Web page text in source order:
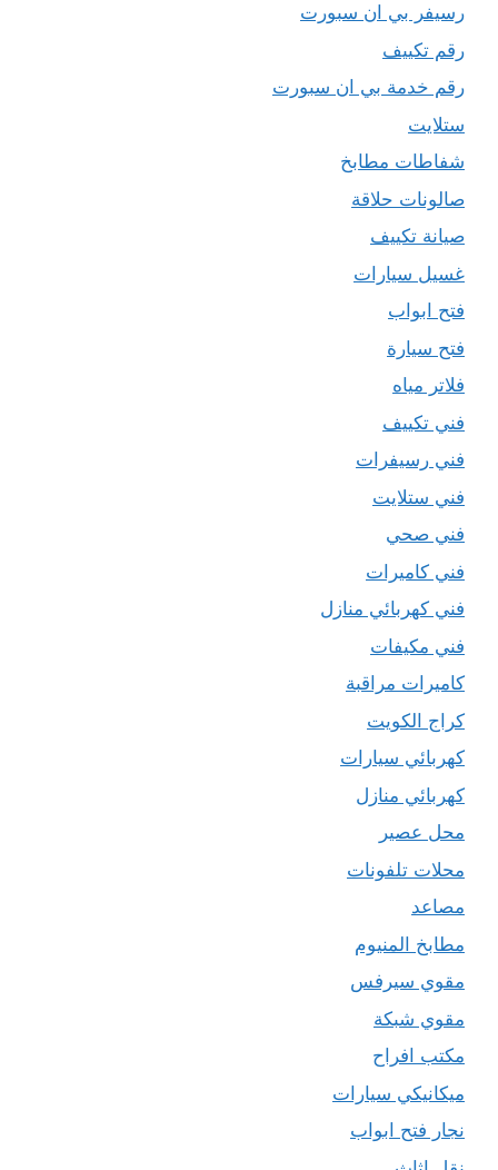
رسيفر بي ان سبورت
رقم تكييف
رقم خدمة بي ان سبورت
ستلايت
شفاطات مطابخ
صالونات حلاقة
صيانة تكييف
غسيل سيارات
فتح ابواب
فتح سيارة
فلاتر مياه
فني تكييف
فني رسيفرات
فني ستلايت
فني صحي
فني كاميرات
فني كهربائي منازل
فني مكيفات
كاميرات مراقبة
كراج الكويت
كهربائي سيارات
كهربائي منازل
محل عصير
محلات تلفونات
مصاعد
مطابخ المنيوم
مقوي سيرفس
مقوي شبكة
مكتب افراح
ميكانيكي سيارات
نجار فتح ابواب